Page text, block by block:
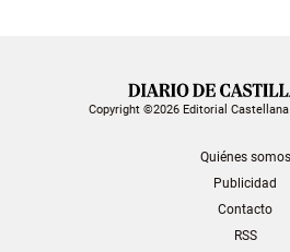
Copyright ©2026 Editorial
Quiénes somos
Publicidad
Contacto
RSS